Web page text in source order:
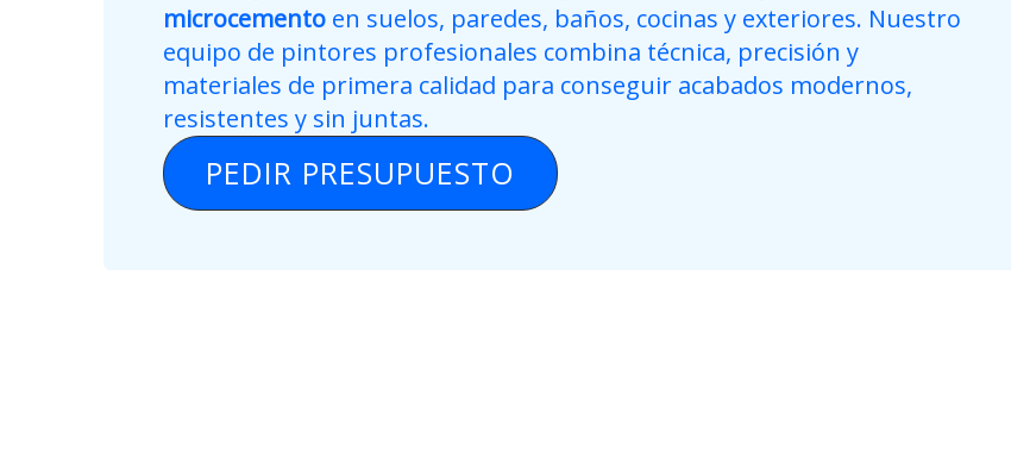
microcemento en suelos, paredes, baños, cocinas y exteriores. Nuestro
equipo de pintores profesionales combina técnica, precisión y
materiales de primera calidad para conseguir acabados modernos,
resistentes y sin juntas.
PEDIR PRESUPUESTO